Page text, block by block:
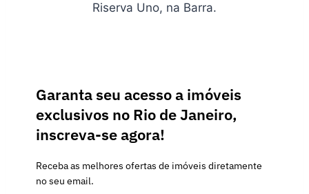
Riserva Uno, na Barra.
Garanta seu acesso a imóveis
exclusivos no Rio de Janeiro,
inscreva-se agora!
Receba as melhores ofertas de imóveis diretamente
no seu email.